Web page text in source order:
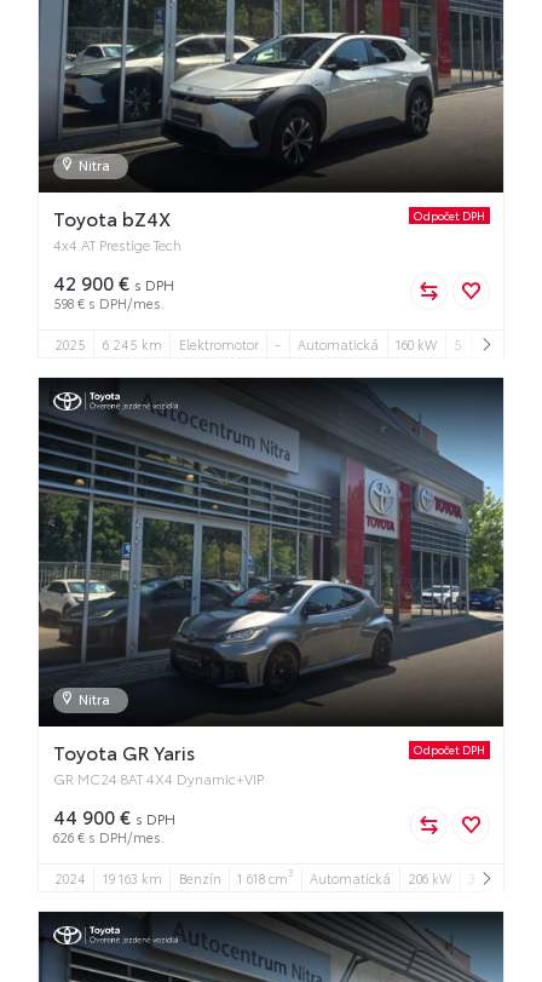
Nitra
Toyota bZ4X
4x4 AT Prestige Tech
Odpočet DPH
42 900 € s DPH
598 € s DPH/mes.
2025 6 245 km Elektromotor - Automatická 160 kW 5 5
Nitra
Toyota GR Yaris
GR MC24 8AT 4X4 Dynamic+VIP
Odpočet DPH
44 900 € s DPH
626 € s DPH/mes.
2024 19 163 km Benzín 1 618 cm3 Automatická 206 kW 3